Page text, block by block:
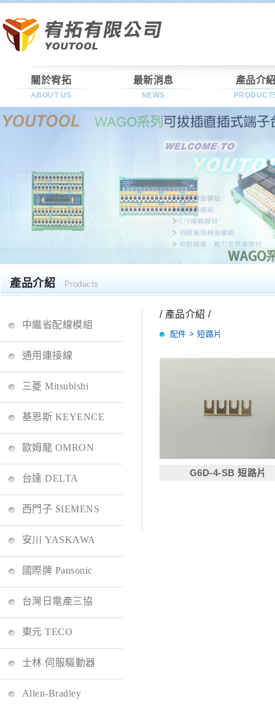
關於宥拓
ABOUT US
最新消息
NEWS
產品介
產品介紹 Products
中繼省配線模組
通用連接線
三菱 Mitsubishi
基恩斯 KEYENCE
歐姆龍 OMRON
台達 DELTA
西門子 SIEMENS
安川 YASKAWA
國際牌 Pansonic
台灣日電產三協
東元 TECO
士林 伺服驅動器
Allen-Bradley
/ 產品介紹 /
配件 > 短路片
G6D-4-SB 短路片